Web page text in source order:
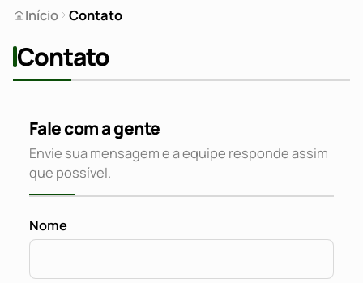
Início Contato
Contato
Fale com a gente
Envie sua mensagem e a equipe responde assim
que possível.
Nome